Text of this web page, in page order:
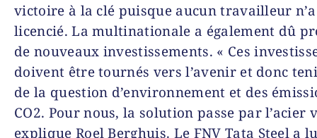
victoire à la clé puisque aucun travailleur
licencié. La multinationale a également dû
de nouveaux investissements. « Ces
doivent être tournés vers l’avenir et donc
de la question d’environnement et des
CO2. Pour nous, la solution passe par l’acier
explique Roel Berghuis. Le FNV Tata Steel a